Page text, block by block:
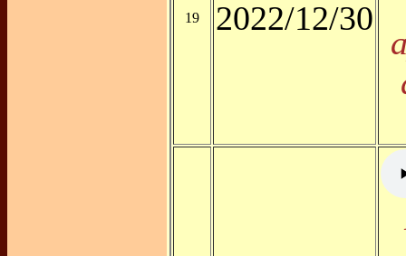
19 2022/12/30